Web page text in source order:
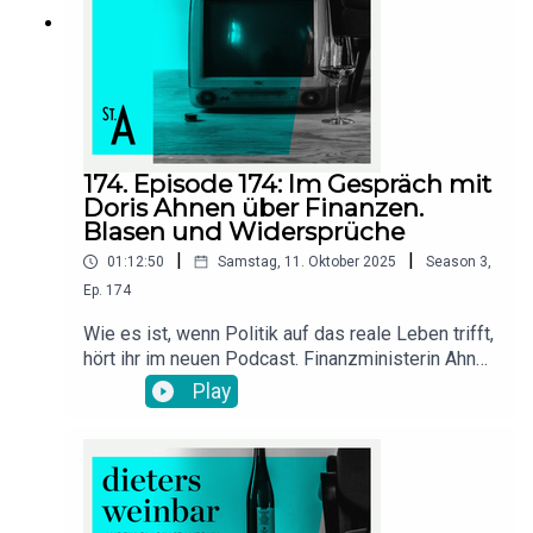
Teil wird es richtig emotional - Salvatore ist das
Kind von klassischen, italienischen
"Gastarbeitern". Sein Blick auf Integration
beinhaltet Fussballvereine, italienische Kultur und
eine gehörige Portion an Eigenverantwortung. Ein
angenehmer und kompetenter
Gesprächspartner.Das Video zum Podcast:
https://youtu.be/TiYR9PTwQ10
174. Episode 174: Im Gespräch mit
Doris Ahnen über Finanzen.
Blasen und Widersprüche
01:12:50 Samstag, 11. Oktober 2025 Season 3,
Ep. 174
Wie es ist, wenn Politik auf das reale Leben trifft,
hört ihr im neuen Podcast. Finanzministerin Ahnen
diskutiert mit Kunzilein über gerechte Steuern und
Dieter hat eine kalte Meinung zu fehlenden
Play